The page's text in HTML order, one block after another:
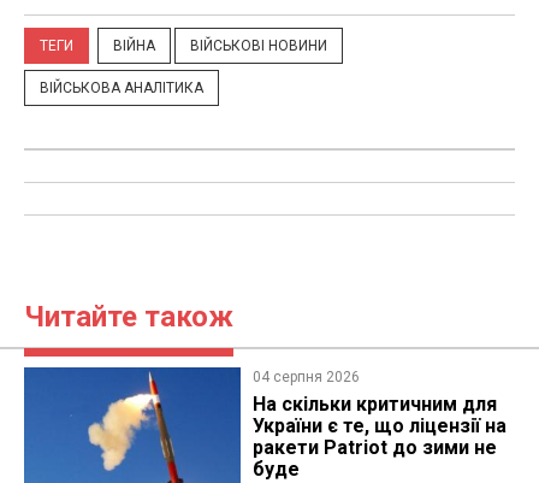
ТЕГИ ВІЙНА ВІЙСЬКОВІ НОВИНИ
ВІЙСЬКОВА АНАЛІТИКА
Читайте також
04 серпня 2026
На скільки критичним для
України є те, що ліцензії на
ракети Patriot до зими не
буде